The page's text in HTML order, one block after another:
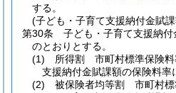
する。
(子ども・子育て支援納付金賦
第30条
子ども・子育て支援納
のとおりとする。
(1)
所得割 市町村標準保険料
支援納付金賦課額の保険料率
(2)
被保険者均等割 市町村標